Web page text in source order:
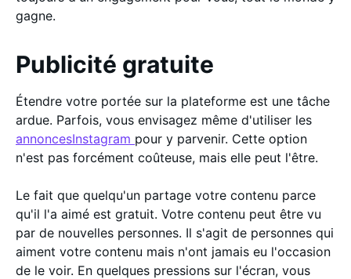
gagne.
Publicité gratuite
Étendre votre portée sur la plateforme est une tâche
ardue. Parfois, vous envisagez même d'utiliser les
annoncesInstagram pour y parvenir. Cette option
n'est pas forcément coûteuse, mais elle peut l'être.
Le fait que quelqu'un partage votre contenu parce
qu'il l'a aimé est gratuit. Votre contenu peut être vu
par de nouvelles personnes. Il s'agit de personnes qui
aiment votre contenu mais n'ont jamais eu l'occasion
de le voir. En quelques pressions sur l'écran, vous